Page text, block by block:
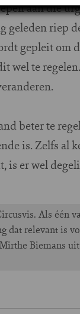
aan die
geleden riep
gepleit om
wel te
beter te
is. Zelfs al
is er wel
Als één
dat relevant is
Biemans uit